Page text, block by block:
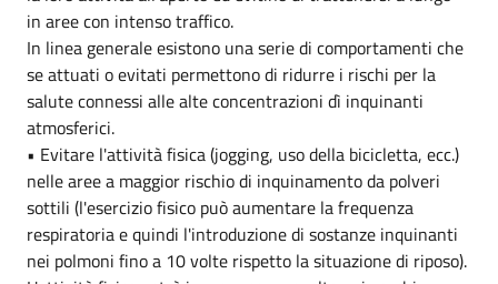
in aree con intenso traffico.
In linea generale esistono una serie di comportamenti che
se attuati o evitati permettono di ridurre i rischi per la
salute connessi alle alte concentrazioni dì inquinanti
atmosferici.
• Evitare l'attività fisica (jogging, uso della bicicletta, ecc.)
nelle aree a maggior rischio di inquinamento da polveri
sottili (l'esercizio fisico può aumentare la frequenza
respiratoria e quindi l'introduzione di sostanze inquinanti
nei polmoni fino a 10 volte rispetto la situazione di riposo).